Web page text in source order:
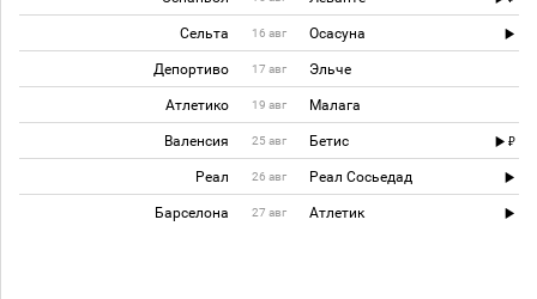
Сельта 16 авг Осасуна
Депортиво 17 авг Эльче
Атлетико 19 авг Малага
Валенсия 25 авг Бетис
Реал 26 авг Реал Сосьедад
Барселона 27 авг Атлетик